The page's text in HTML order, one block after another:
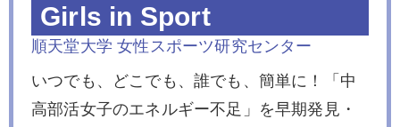
Girls in Sport
順天堂大学 女性スポーツ研究センター
いつでも、どこでも、誰でも、簡単に！「中
高部活女子のエネルギー不足」を早期発見・